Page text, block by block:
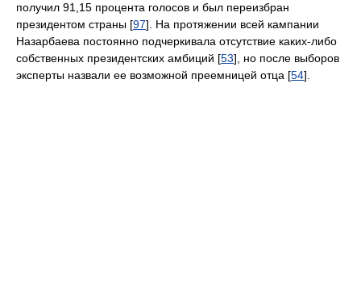
получил 91,15 процента голосов и был переизбран
президентом страны [97]. На протяжении всей кампании
Назарбаева постоянно подчеркивала отсутствие каких-либо
собственных президентских амбиций [53], но после выборов
эксперты назвали ее возможной преемницей отца [54].